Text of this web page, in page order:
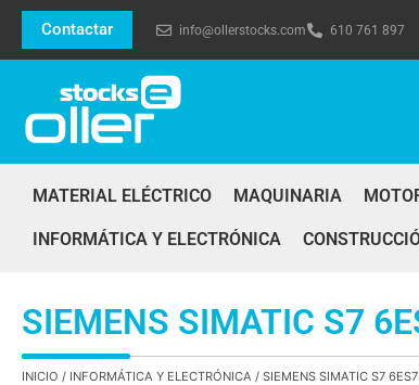
Contactar info@ollerstocks.com 610 761 897
MATERIAL ELÉCTRICO MAQUINARIA
INFORMÁTICA Y ELECTRÓNICA
SIEMENS SIMATIC S7
INICIO / INFORMÁTICA Y ELECTRÓNICA / SIEMENS SIMATIC S7